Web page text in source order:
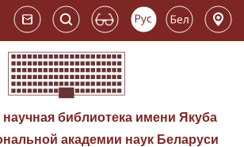
научная библиотека имени Якуба
академии наук Беларуси